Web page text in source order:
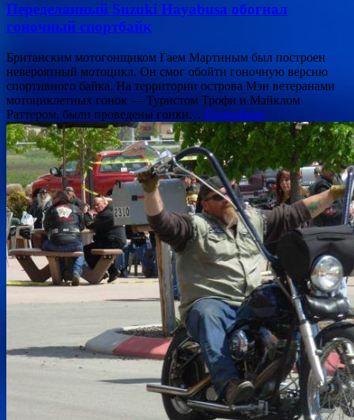
Переделанный Suzuki Hayabusa обогнал
гоночный спортбайк
Британским мотогонщиком Гаем Мартиным был построен
невероятный мотоцикл. Он смог обойти гоночную версию
спортивного байка. На территории острова Мэн ветеранами
мотоциклетных гонок — Туристом Трофи и Майклом
Раттером, были проведены гонки… Подробнее